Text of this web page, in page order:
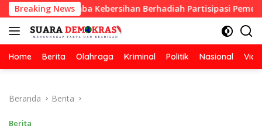
Langsung
ke
konten
Breaking News
Lomba Kebersihan Berhadiah Partisipasi Pemerintah
Home Berita Olahraga Kriminal Politik Nasional
Beranda Berita
Berita